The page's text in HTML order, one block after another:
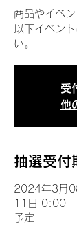
商品やイベ
以下イベン
い。
受
他
抽選受付
2024年3月
11日 0:00
予定